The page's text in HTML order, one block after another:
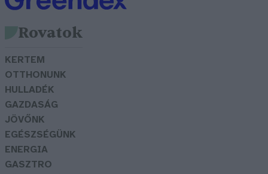
Rovatok
KERTEM
OTTHONUNK
HULLADÉK
GAZDASÁG
JÖVŐNK
EGÉSZSÉGÜNK
ENERGIA
GASZTRO